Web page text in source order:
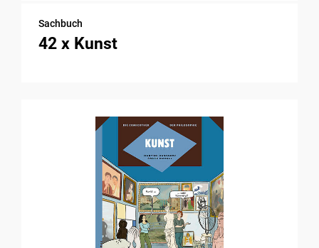
Sachbuch
42 x Kunst